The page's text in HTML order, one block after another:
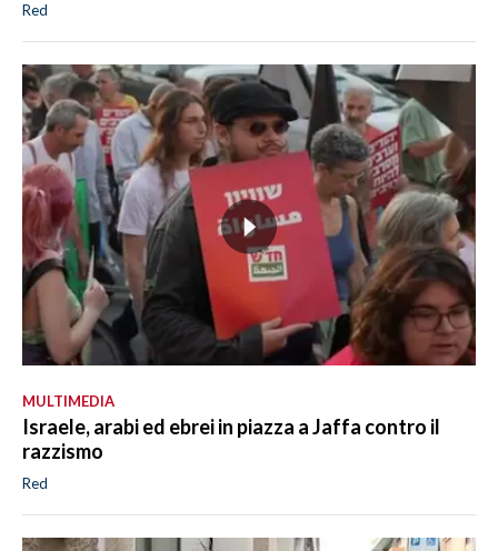
Red
MULTIMEDIA
Israele, arabi ed ebrei in piazza a Jaffa contro il
razzismo
Red